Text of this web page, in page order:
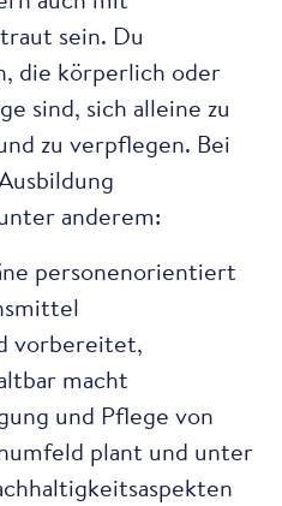
sein. Du
die körperlich oder
sind, sich alleine zu
zu verpflegen. Bei
anderem:
personenorientiert
vorbereitet,
macht
und Pflege von
plant und unter